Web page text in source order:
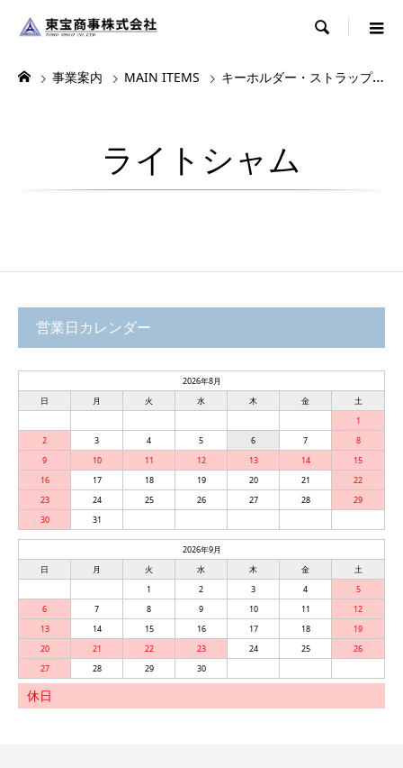

事業案内 MAIN ITEMS キーホルダー・ストラップ・根付
ライトシャム
営業日カレンダー
2026年8月
日
月 火 水 木 金
土
1
2
3 4 5 6 7
8
9
10 11 12 13 14
15
16
17 18 19 20 21
22
23
24 25 26 27 28
29
30
31
2026年9月
日
月 火 水 木 金
土
1
2 3 4
5
6
7 8 9 10 11
12
13
14 15 16 17 18
19
20
21 22 23 24 25
26
27
28 29 30
休日